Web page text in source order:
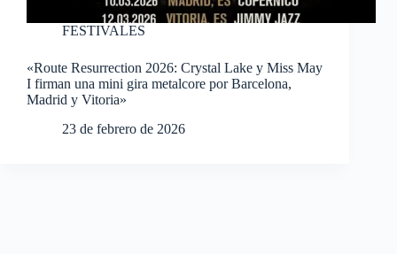
FESTIVALES
«Route Resurrection 2026: Crystal Lake y Miss May
I firman una mini gira metalcore por Barcelona,
Madrid y Vitoria»
23 de febrero de 2026